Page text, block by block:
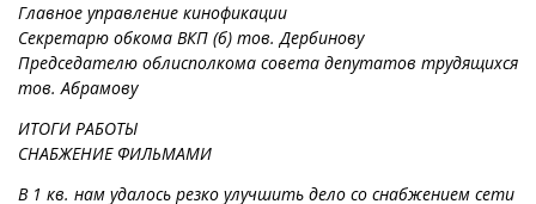
Главное управление кинофикации
Секретарю обкома ВКП (б) тов. Дербинову
Председателю облисполкома совета депутатов трудящихся
тов. Абрамову
ИТОГИ РАБОТЫ
СНАБЖЕНИЕ ФИЛЬМАМИ
В 1 кв. нам удалось резко улучшить дело со снабжением сети